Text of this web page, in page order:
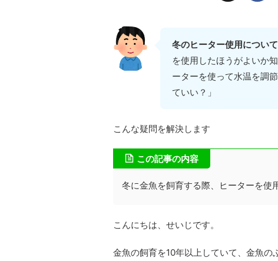
冬のヒーター使用につい
を使用したほうがよいか
ーターを使って水温を調
ていい？」
こんな疑問を解決します
この記事の内容
冬に金魚を飼育する際、ヒーターを使
こんにちは、せいじです。
金魚の飼育を10年以上していて、金魚